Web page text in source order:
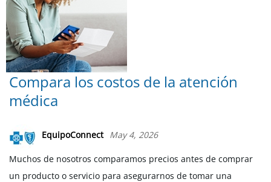
Compara los costos de la atención
médica
EquipoConnect May 4, 2026
Muchos de nosotros comparamos precios antes de comprar
un producto o servicio para asegurarnos de tomar una